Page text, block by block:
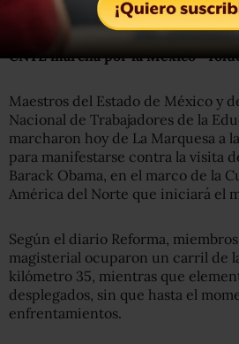
CNTE marcha por la México-
Maestros del Estado de México y
Nacional de Trabajadores de la
marcharon hoy de La Marquesa a
para manifestarse contra la visita
Barack Obama, en el marco de la
América del Norte que iniciará el
Según el diario Reforma,
magisterial ocuparon un carril de
kilómetro 35, mientras que
desplegados, sin que hasta el
enfrentamientos.